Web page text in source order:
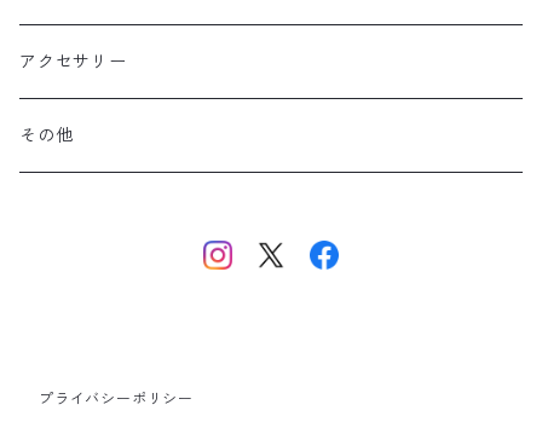
北アルプス
美ヶ原・八ヶ岳・秩父・多摩・南関東
アクセサリー
その他
プライバシーポリシー